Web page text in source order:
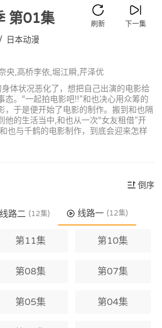
第01集 下一集
刷新
/ 日本动漫
央,高桥李依,堀江瞬,芹泽优
体状况恶化了，想把自己出演的电影给
态。“一起拍电影吧!!”和也决心用众筹的
，于是便开始了电影的制作。搬到和也隔
他的生活当中,和也从一次“女友租借”开
也与千鹤的电影制作，到底会迎来怎样
倒序
线路二 (12集) 线路一 (12集)
第11集 第10集
第08集 第07集
第05集 第04集